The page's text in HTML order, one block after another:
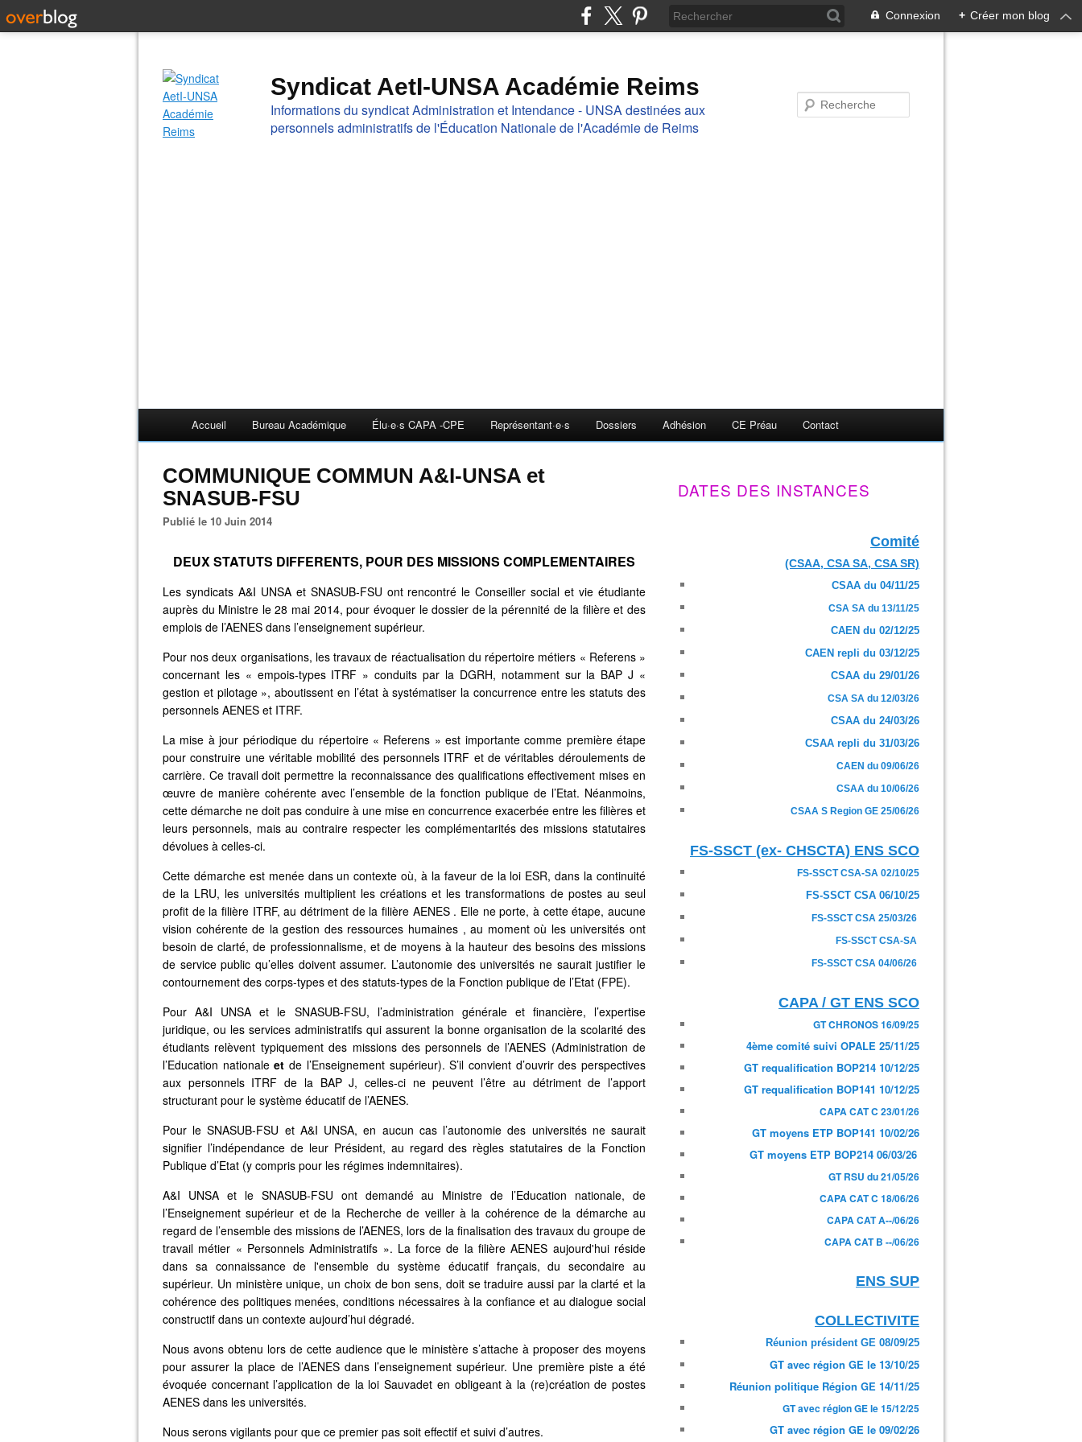
Connexion + Créer mon blog
Syndicat AetI-UNSA Académie Reims
Informations du syndicat Administration et Intendance - UNSA destinées aux
personnels administratifs de l'Éducation Nationale de l'Académie de Reims
Accueil Bureau Académique Élu·e·s CAPA -CPE Représentant·e·s Dossiers Adhésion CE Préau Contact
COMMUNIQUE COMMUN A&I-UNSA et
SNASUB-FSU
Publié le 10 Juin 2014
DEUX STATUTS DIFFERENTS, POUR DES MISSIONS COMPLEMENTAIRES
Les syndicats A&I UNSA et SNASUB-FSU ont rencontré le Conseiller social et vie étudiante
auprès du Ministre le 28 mai 2014, pour évoquer le dossier de la pérennité de la filière et des
emplois de l’AENES dans l’enseignement supérieur.
Pour nos deux organisations, les travaux de réactualisation du répertoire métiers « Referens »
concernant les « empois-types ITRF » conduits par la DGRH, notamment sur la BAP J «
gestion et pilotage », aboutissent en l’état à systématiser la concurrence entre les statuts des
personnels AENES et ITRF.
La mise à jour périodique du répertoire « Referens » est importante comme première étape
pour construire une véritable mobilité des personnels ITRF et de véritables déroulements de
carrière. Ce travail doit permettre la reconnaissance des qualifications effectivement mises en
œuvre de manière cohérente avec l’ensemble de la fonction publique de l’Etat. Néanmoins,
cette démarche ne doit pas conduire à une mise en concurrence exacerbée entre les filières et
leurs personnels, mais au contraire respecter les complémentarités des missions statutaires
dévolues à celles-ci.
Cette démarche est menée dans un contexte où, à la faveur de la loi ESR, dans la continuité
de la LRU, les universités multiplient les créations et les transformations de postes au seul
profit de la filière ITRF, au détriment de la filière AENES . Elle ne porte, à cette étape, aucune
vision cohérente de la gestion des ressources humaines , au moment où les universités ont
besoin de clarté, de professionnalisme, et de moyens à la hauteur des besoins des missions
de service public qu’elles doivent assumer. L’autonomie des universités ne saurait justifier le
contournement des corps-types et des statuts-types de la Fonction publique de l’Etat (FPE).
Pour A&I UNSA et le SNASUB-FSU, l’administration générale et financière, l’expertise
juridique, ou les services administratifs qui assurent la bonne organisation de la scolarité des
étudiants relèvent typiquement des missions des personnels de l’AENES (Administration de
l’Education nationaleet de l’Enseignement supérieur). S’il convient d’ouvrir des perspectives
aux personnels ITRF de la BAP J, celles-ci ne peuvent l’être au détriment de l’apport
structurant pour le système éducatif de l’AENES.
Pour le SNASUB-FSU et A&I UNSA, en aucun cas l’autonomie des universités ne saurait
signifier l’indépendance de leur Président, au regard des règles statutaires de la Fonction
Publique d’Etat (y compris pour les régimes indemnitaires).
A&I UNSA et le SNASUB-FSU ont demandé au Ministre de l’Education nationale, de
l’Enseignement supérieur et de la Recherche de veiller à la cohérence de la démarche au
regard de l’ensemble des missions de l’AENES, lors de la finalisation des travaux du groupe de
travail métier « Personnels Administratifs ». La force de la filière AENES aujourd'hui réside
dans sa connaissance de l'ensemble du système éducatif français, du secondaire au
supérieur. Un ministère unique, un choix de bon sens, doit se traduire aussi par la clarté et la
cohérence des politiques menées, conditions nécessaires à la confiance et au dialogue social
constructif dans un contexte aujourd’hui dégradé.
Nous avons obtenu lors de cette audience que le ministère s’attache à proposer des moyens
pour assurer la place de l’AENES dans l’enseignement supérieur. Une première piste a été
évoquée concernant l’application de la loi Sauvadet en obligeant à la (re)création de postes
AENES dans les universités.
Nous serons vigilants pour que ce premier pas soit effectif et suivi d’autres.
DATES DES INSTANCES
Comité
(CSAA, CSA SA, CSA SR)
CSAA du 04/11/25
CSA SA du 13/11/25
CAEN du 02/12/25
CAEN repli du 03/12/25
CSAA du 29/01/26
CSA SA du 12/03/26
CSAA du 24/03/26
CSAA repli du 31/03/26
CAEN du 09/06/26
CSAA du 10/06/26
CSAA S Region GE 25/06/26
FS-SSCT (ex- CHSCTA) ENS SCO
FS-SSCT CSA-SA 02/10/25
FS-SSCT CSA 06/10/25
FS-SSCT CSA 25/03/26
FS-SSCT CSA-SA
FS-SSCT CSA 04/06/26
CAPA / GT ENS SCO
GT CHRONOS 16/09/25
4ème comité suivi OPALE 25/11/25
GT requalification BOP214 10/12/25
GT requalification BOP141 10/12/25
CAPA CAT C 23/01/26
GT moyens ETP BOP141 10/02/26
GT moyens ETP BOP214 06/03/26
GT RSU du 21/05/26
CAPA CAT C 18/06/26
CAPA CAT A--/06/26
CAPA CAT B --/06/26
ENS SUP
COLLECTIVITE
Réunion président GE 08/09/25
GT avec région GE le 13/10/25
Réunion politique Région GE 14/11/25
GT avec région GE le 15/12/25
GT avec région GE le 09/02/26